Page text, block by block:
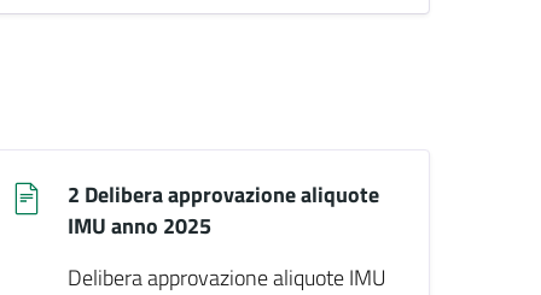
2 Delibera approvazione aliquote
IMU anno 2025
Delibera approvazione aliquote IMU